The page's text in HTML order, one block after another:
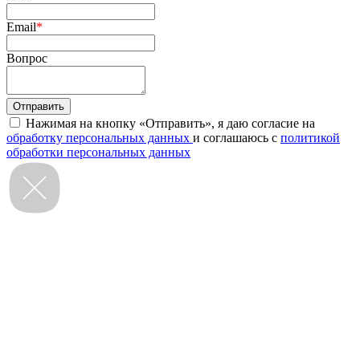
Email*
Вопрос
Нажимая на кнопку «Отправить», я даю согласие на
обработку персональных данных и соглашаюсь с политикой
обработки персональных данных